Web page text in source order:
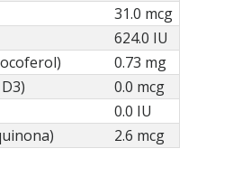
31.0 mcg
624.0 IU
0.73 mg
0.0 mcg
0.0 IU
2.6 mcg